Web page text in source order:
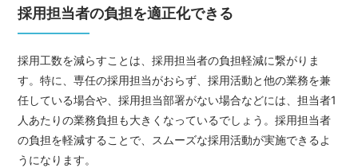
採用担当者の負担を適正化できる
採用工数を減らすことは、採用担当者の負担軽減に繋がりま
す。特に、専任の採用担当がおらず、採用活動と他の業務を兼
任している場合や、採用担当部署がない場合などには、担当者1
人あたりの業務負担も大きくなっているでしょう。採用担当者
の負担を軽減することで、スムーズな採用活動が実施できるよ
うになります。